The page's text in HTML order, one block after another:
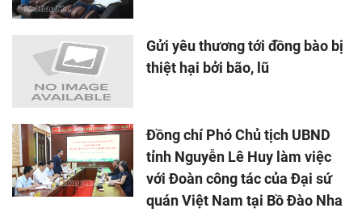
Gửi yêu thương tới đồng bào bị
thiệt hại bởi bão, lũ
Đồng chí Phó Chủ tịch UBND
tỉnh Nguyễn Lê Huy làm việc
với Đoàn công tác của Đại sứ
quán Việt Nam tại Bồ Đào Nha